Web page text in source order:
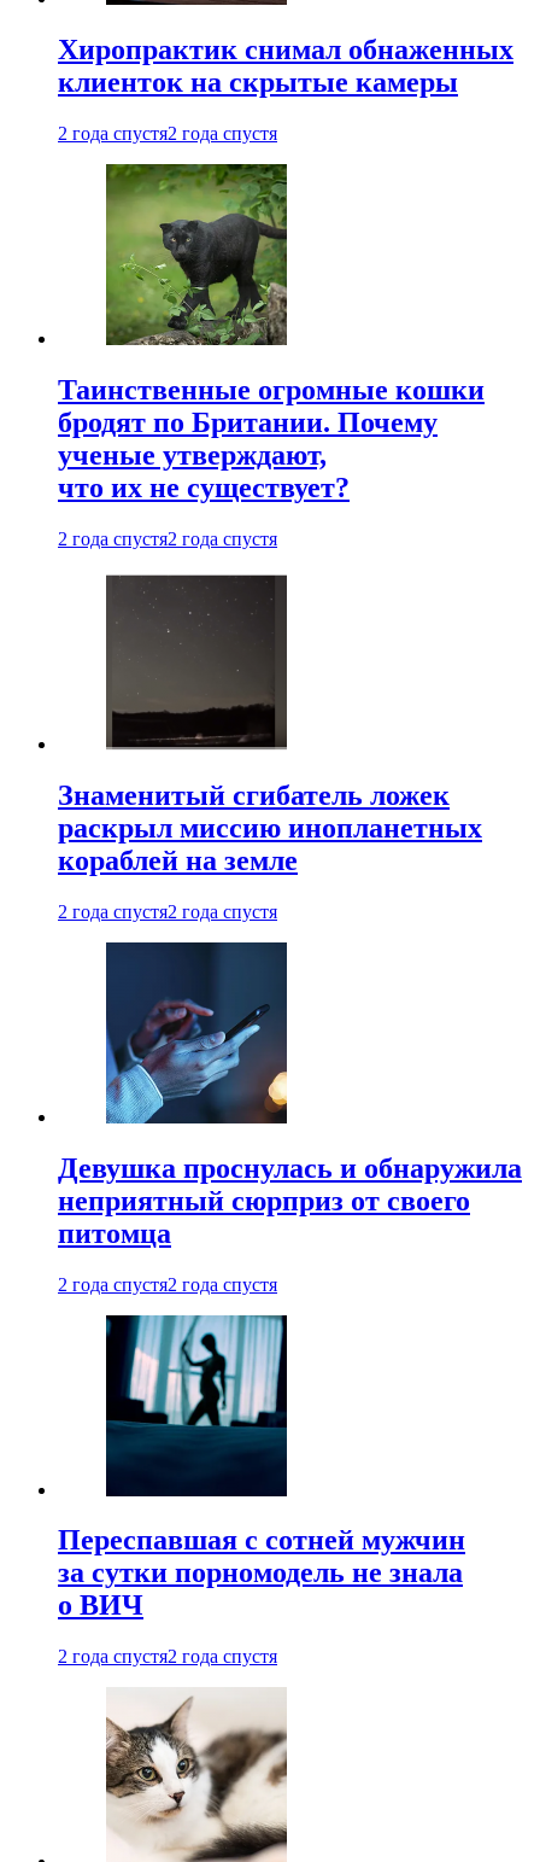
Хиропрактик снимал обнаженных
клиенток на скрытые камеры
2 года спустя2 года спустя
Таинственные огромные кошки
бродят по Британии. Почему
ученые утверждают,
что их не существует?
2 года спустя2 года спустя
Знаменитый сгибатель ложек
раскрыл миссию инопланетных
кораблей на земле
2 года спустя2 года спустя
Девушка проснулась и обнаружила
неприятный сюрприз от своего
питомца
2 года спустя2 года спустя
Переспавшая с сотней мужчин
за сутки порномодель не знала
о ВИЧ
2 года спустя2 года спустя